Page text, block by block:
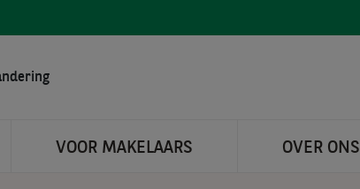
VOOR MAKELAARS OVER ONS